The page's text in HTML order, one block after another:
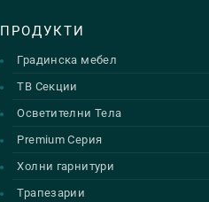
ПРОДУКТИ
Градинска мебел
ТВ Секции
Осветителни Тела
Premium Серия
Холни гарнитури
Трапезарии